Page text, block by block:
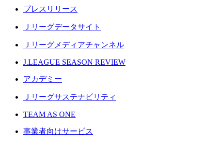
プレスリリース
Ｊリーグデータサイト
Ｊリーグメディアチャンネル
J.LEAGUE SEASON REVIEW
アカデミー
Ｊリーグサステナビリティ
TEAM AS ONE
事業者向けサービス